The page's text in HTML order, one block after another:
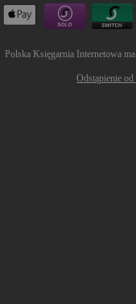
Polska Księgarnia Internetowa
Odstąpienie